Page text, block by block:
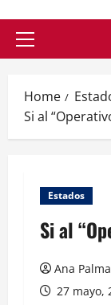
Primary
Home
Si al
Estados
Si al
Ana Palma
27 mayo,